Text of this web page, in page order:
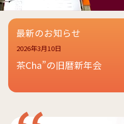
最新のお知らせ
2026年3月10日
茶Cha”の旧暦新年会